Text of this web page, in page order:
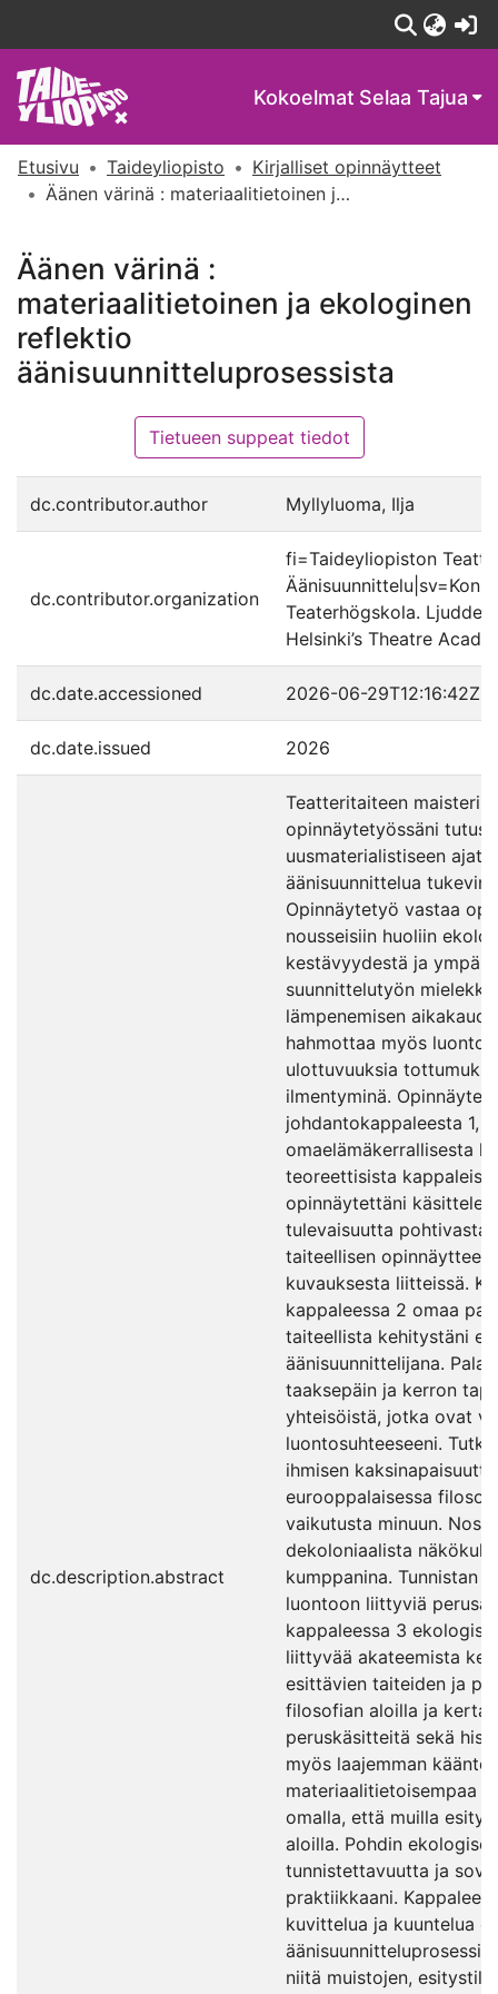
Kokoelmat Selaa Tajua
Etusivu Taideyliopisto
Kirjalliset opinnäytteet
Äänen värinä : materiaalitietoinen ja ekologinen reflektio äänisuunnitteluprosessista
Äänen värinä :
materiaalitietoinen ja ekologinen
reflektio
äänisuunnitteluprosessista
Tietueen suppeat tiedot
dc.contributor.author Myllyluoma, Ilja
dc.contributor.organization
fi=Taideyliopiston
Teaterhögskola.
Helsinki’s Theatre
dc.date.accessioned 2026-06-29T12:16:42Z
dc.date.issued 2026
dc.description.abstract
Teatteritaiteen maisterin
opinnäytetyössäni
uusmaterialistiseen
äänisuunnittelua
Opinnäytetyö vastaa
nousseisiin huoliin
kestävyydestä ja
suunnittelutyön
lämpenemisen
hahmottaa myös
ulottuvuuksia
ilmentyminä. Opinnäyte
johdantokappaleesta 1,
omaelämäkerrallisesta
teoreettisista
opinnäytettäni
tulevaisuutta pohtivasta
taiteellisen
kuvauksesta liitteissä.
kappaleessa 2 omaa
taiteellista kehitystäni
äänisuunnittelijana.
taaksepäin ja kerron
yhteisöistä, jotka ovat
luontosuhteeseeni.
ihmisen kaksinapaisuutta
eurooppalaisessa
vaikutusta minuun.
dekoloniaalista
kumppanina. Tunnistan
luontoon liittyviä
kappaleessa 3
liittyvää akateemista
esittävien taiteiden ja
filosofian aloilla ja
peruskäsitteitä sekä
myös laajemman
materiaalitietoisempaa
omalla, että muilla
aloilla. Pohdin
tunnistettavuutta ja
praktiikkaani.
kuvittelua ja kuuntelua
äänisuunnitteluprosessia
niitä muistojen,